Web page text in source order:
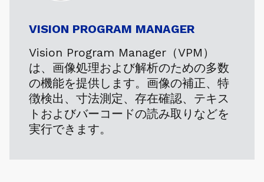
VISION PROGRAM MANAGER
Vision Program Manager（VPM）
は、画像処理および解析のための多数
の機能を提供します。画像の補正、特
徴検出、寸法測定、存在確認、テキス
トおよびバーコードの読み取りなどを
実行できます。